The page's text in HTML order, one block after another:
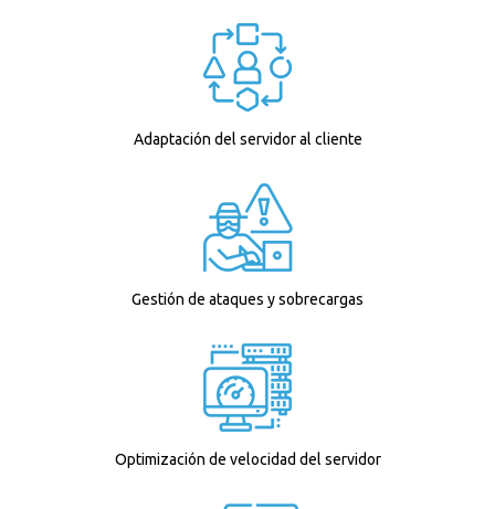
Adaptación del servidor al cliente
Gestión de ataques y sobrecargas
Optimización de velocidad del servidor